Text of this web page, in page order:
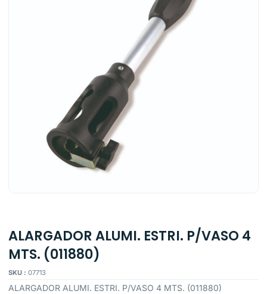
ALARGADOR ALUMI. ESTRI. P/VASO 4
MTS. (011880)
SKU : 07713
ALARGADOR ALUMI. ESTRI. P/VASO 4 MTS. (011880)